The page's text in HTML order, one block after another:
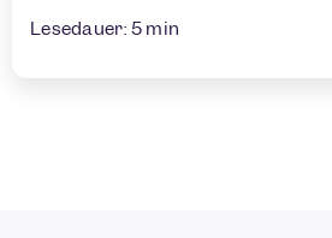
Lesedauer: 5 min